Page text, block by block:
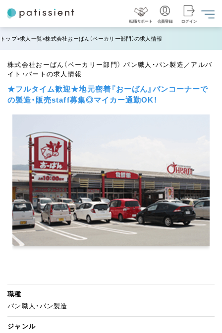
転職サポート 会員登録 ログイン
トップ 求人一覧 株式会社おーばん（ベーカリー部門）の求人情報
株式会社おーばん（ベーカリー部門） パン職人・パン製造／アルバ
イト・パートの求人情報
★フルタイム歓迎★地元密着『おーばん』パンコーナーで
の製造・販売staff募集◎マイカー通勤OK！
職種
パン職人・パン製造
ジャンル